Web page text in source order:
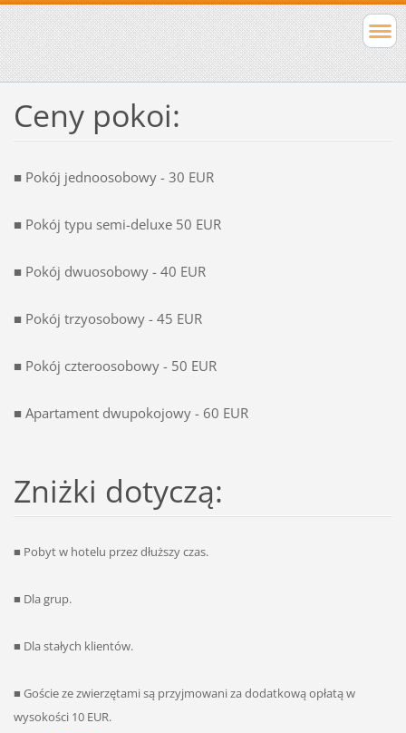
Ceny pokoi:
■ Pokój jednoosobowy - 30 EUR
■ Pokój typu semi-deluxe 50 EUR
■ Pokój dwuosobowy - 40 EUR
■ Pokój trzyosobowy - 45 EUR
■ Pokój czteroosobowy - 50 EUR
■ Apartament dwupokojowy - 60 EUR
Zniżki dotyczą:
■ Pobyt w hotelu przez dłuższy czas.
■ Dla grup.
■ Dla stałych klientów.
■ Goście ze zwierzętami są przyjmowani za dodatkową opłatą w
wysokości 10 EUR.